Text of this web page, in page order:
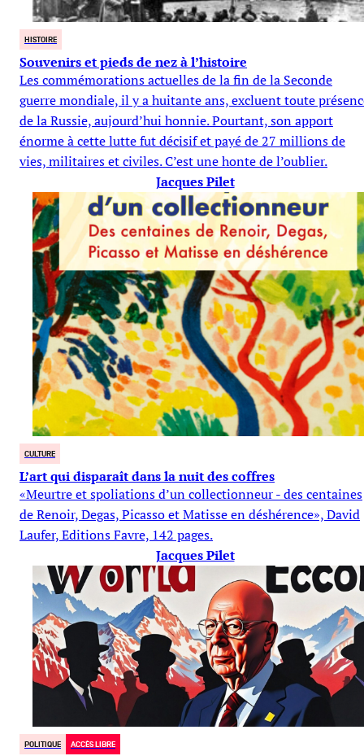
HISTOIRE
Souvenirs et pieds de nez à l’histoire
Les commémorations actuelles de la fin de la Seconde
guerre mondiale, il y a huitante ans, excluent toute
de la Russie, aujourd’hui honnie. Pourtant, son apport
énorme à cette lutte fut décisif et payé de 27 millions de
vies, militaires et civiles. C’est une honte de l’oublier.
Jacques Pilet
CULTURE
L’art qui disparaît dans la nuit des coffres
«Meurtre et spoliations d’un collectionneur - des centaines
de Renoir, Degas, Picasso et Matisse en déshérence», David
Laufer, Editions Favre, 142 pages.
Jacques Pilet
POLITIQUE ACCÈS LIBRE